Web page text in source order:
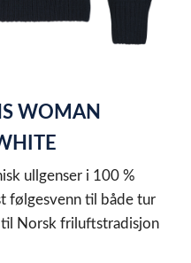
WOMAN
ullgenser i 100 %
følgesvenn til både tur
Norsk friluftstradisjon